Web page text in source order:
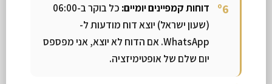
דוחות קמפיינים יומיים:
כל בוקר ב-06:00
(שעון ישראל) יוצא דוח מודעות ל-
WhatsApp. אם הדוח לא יוצא, אני מפספס
יום שלם של אופטימיזציה.